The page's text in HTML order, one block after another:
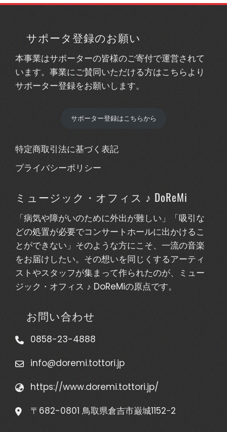
サポータ登録のお願い
本事業はサポーターの皆様のご寄付で運営されて
います。事業にご賛同いただける方はこちらより
サポーター登録をお願いします。
サポーター登録はこちらから
特定商取引法に基づく表記
プライバシーポリシー
ミュージック・オフィス ♪ DoReMi
「病気や障がいのために外出が難しい」「吸引な
どの処置が必要でコンサートホールに出かけるこ
とができない」そのような方にこそ、一流の音楽
をお届けしたい。その想いを同じくするアーティ
ストやスタッフが集まって作られたのが、ミュー
ジック・オフィス ♪ DoReMiの原点です。
お問い合わせ
0858-23-4888
info@doremi.tottori.jp
https://www.doremi.tottori.jp/
〒682-0801 鳥取県倉吉市巌城1152−2